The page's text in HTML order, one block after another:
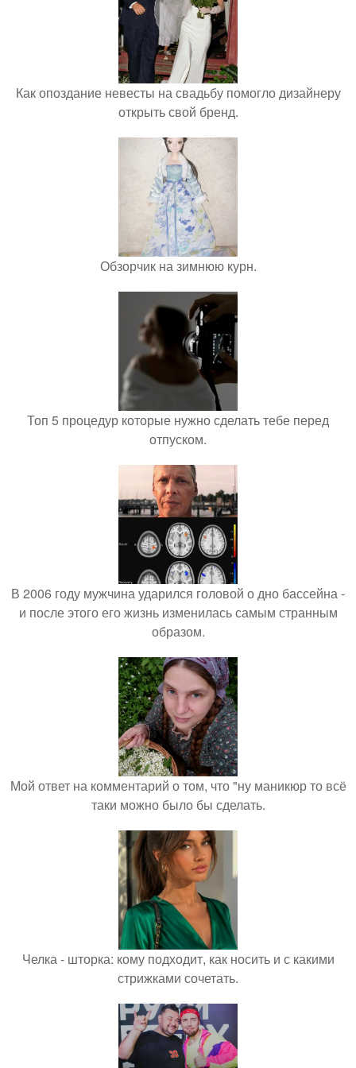
Как опоздание невесты на свадьбу помогло дизайнеру
открыть свой бренд.
Обзорчик на зимнюю курн.
Топ 5 процедур которые нужно сделать тебе перед
отпуском.
В 2006 году мужчина ударился головой о дно бассейна -
и после этого его жизнь изменилась самым странным
образом.
Мой ответ на комментарий о том, что "ну маникюр то всё
таки можно было бы сделать.
Челка - шторка: кому подходит, как носить и с какими
стрижками сочетать.